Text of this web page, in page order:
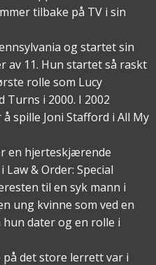
tilbake på TV i sin
og startet sin
av 11. Hun startet så raskt
rolle som Lucy
Turns i 2000. I 2002
spille Joni Stafford i All My
en hjerteskjærende
& Order: Special
til en syk mann i
ung kvinne som ved en
dater og en rolle i
det store lerrett var i